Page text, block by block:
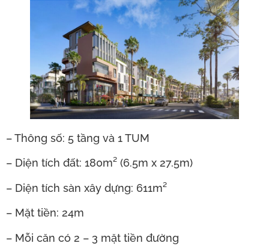
– Thông số: 5 tầng và 1 TUM
– Diện tích đất: 180m² (6.5m x 27.5m)
– Diện tích sàn xây dựng: 611m²
– Mặt tiền: 24m
– Mỗi căn có 2 – 3 mặt tiền đường